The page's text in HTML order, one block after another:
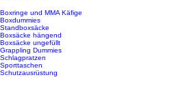
Boxringe und MMA Käfige
Boxdummies
Standboxsäcke
Boxsäcke hängend
Boxsäcke ungefüllt
Grappling Dummies
Schlagpratzen
Sporttaschen
Schutzausrüstung